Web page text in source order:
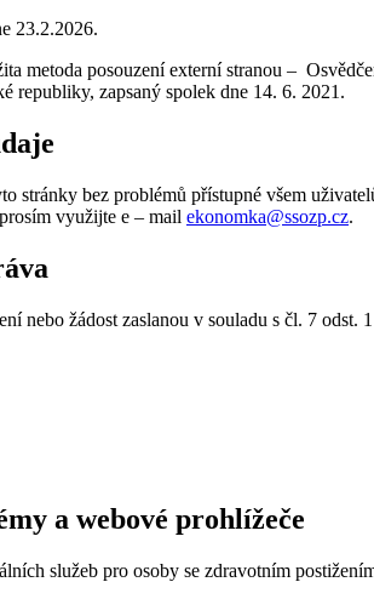
23.2.2026.
metoda posouzení externí stranou –
republiky, zapsaný spolek dne 14. 6. 2021.
stránky bez problémů přístupné všem
využijte e – mail ekonomka@ssozp.cz.
nebo žádost zaslanou v souladu s čl. 7
a webové prohlížeče
služeb pro osoby se zdravotním